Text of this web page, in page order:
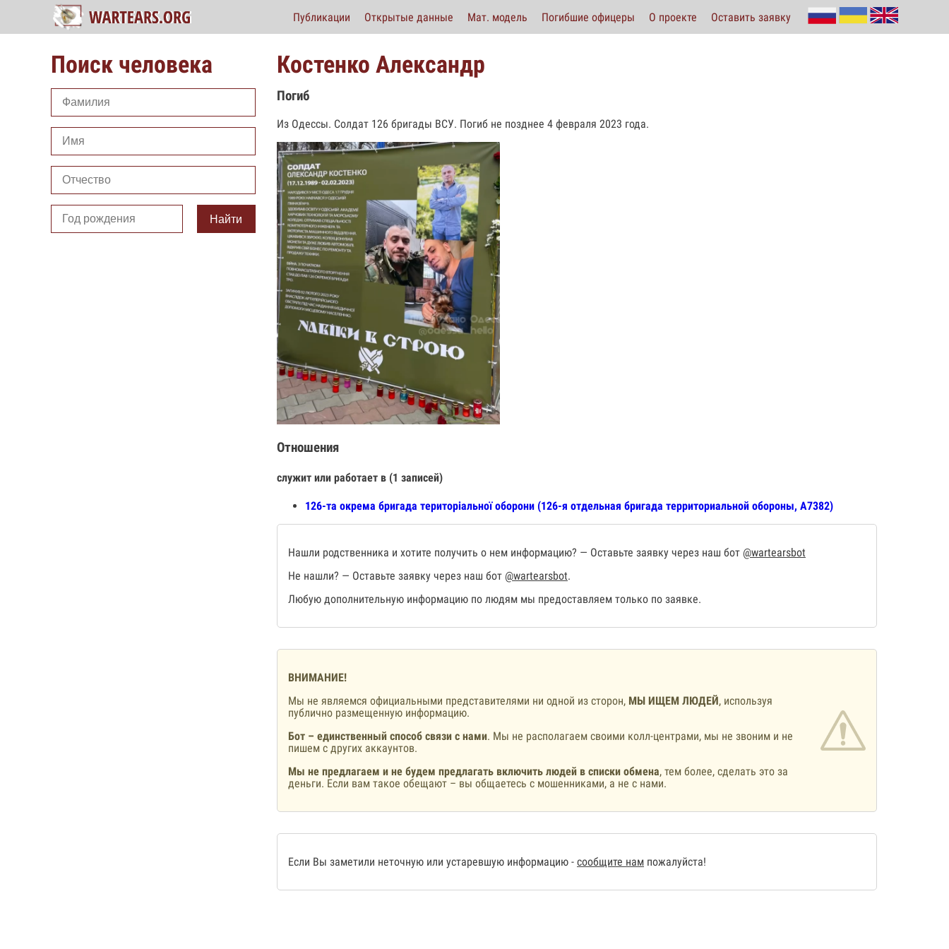
Публикации Открытые данные Мат. модель Погибшие офицеры О проекте Оставить заявку
Поиск человека
Найти
Костенко Александр
Погиб
Из Одессы. Солдат 126 бригады ВСУ. Погиб не позднее 4 февраля 2023 года.
Отношения
служит или работает в (1 записей)
126-та окрема бригада територіальної оборони (126-я отдельная бригада территориальной обороны, А7382)
Нашли родственника и хотите получить о нем информацию? — Оставьте заявку через наш бот @wartearsbot
Не нашли? — Оставьте заявку через наш бот @wartearsbot.
Любую дополнительную информацию по людям мы предоставляем только по заявке.
ВНИМАНИЕ!
Мы не являемся официальными представителями ни одной из сторон, МЫ ИЩЕМ ЛЮДЕЙ, используя
публично размещенную информацию.
Бот – единственный способ связи с нами. Мы не располагаем своими колл-центрами, мы не звоним и не
пишем с других аккаунтов.
Мы не предлагаем и не будем предлагать включить людей в списки обмена, тем более, сделать это за
деньги. Если вам такое обещают – вы общаетесь с мошенниками, а не с нами.
Если Вы заметили неточную или устаревшую информацию - сообщите нам пожалуйста!